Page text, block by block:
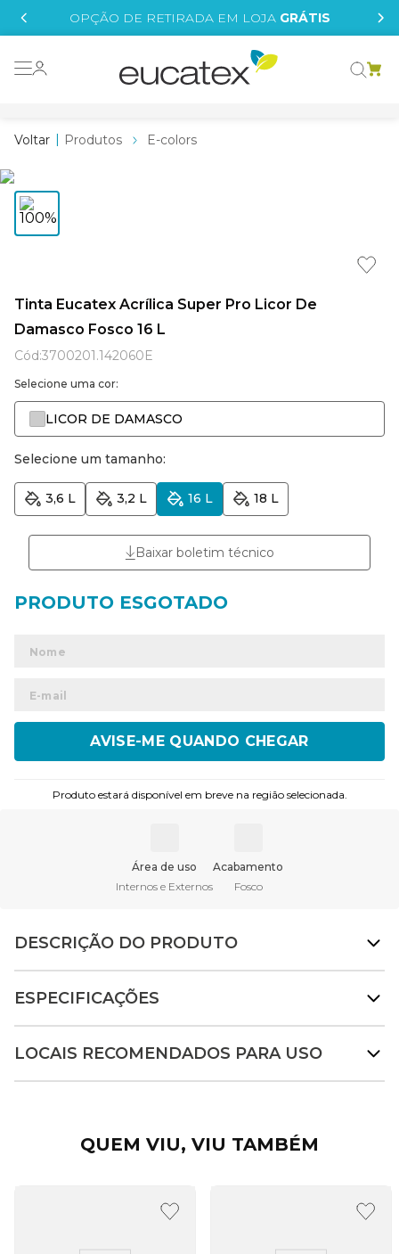
OPÇÃO DE RETIRADA EM LOJA GRÁTIS
Produtos E-colors
Tinta Eucatex Acrílica Super Pro Licor De
Damasco Fosco 16 L
Cód:3700201.142060E
Selecione uma cor:
LICOR DE DAMASCO
Selecione um tamanho:
3,6 L 3,2 L 16 L 18 L
Baixar boletim técnico
ENVIAR
Produto estará disponível em breve na região selecionada.
Área de uso
Internos e Externos
Acabamento
Fosco
DESCRIÇÃO DO PRODUTO
ESPECIFICAÇÕES
LOCAIS RECOMENDADOS PARA USO
QUEM VIU, VIU TAMBÉM
tinta
tinta